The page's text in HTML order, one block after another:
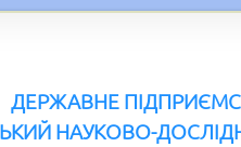
ДЕРЖАВНЕ
НАУКОВО-